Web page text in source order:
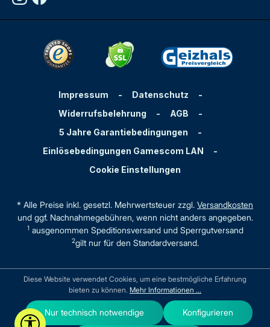
Impressum - Datenschutz
-
Widerrufsbelehrung
- AGB
-
5 Jahre Garantiebedingungen
-
Einlösebedingungen Gamescom LAN
-
Cookie Einstellungen
* Alle Preise inkl. gesetzl. Mehrwertsteuer zzgl. Versandkosten
und ggf. Nachnahmegebühren, wenn nicht anders angegeben.
1ausgenommen Speditionsversand und Sperrgutversand
2gilt nur für den Standardversand.
Werkzeugleiste anzeigen
Diese Website verwendet Cookies, um eine bestmögliche Erfahrung
bieten zu können. Mehr Informationen ...
Nur technisch notwendige Konfigurieren